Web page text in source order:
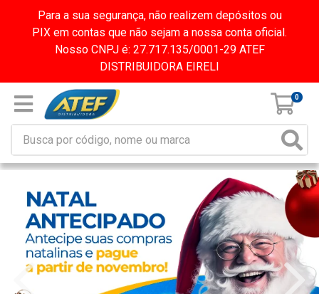
Para a sua segurança, não realizem depósitos ou
PIX em contas que não sejam a nossa conta oficial.
Nosso CNPJ é: 27.717.135/0001-29 ATEF
DISTRIBUIDORA EIRELI
0